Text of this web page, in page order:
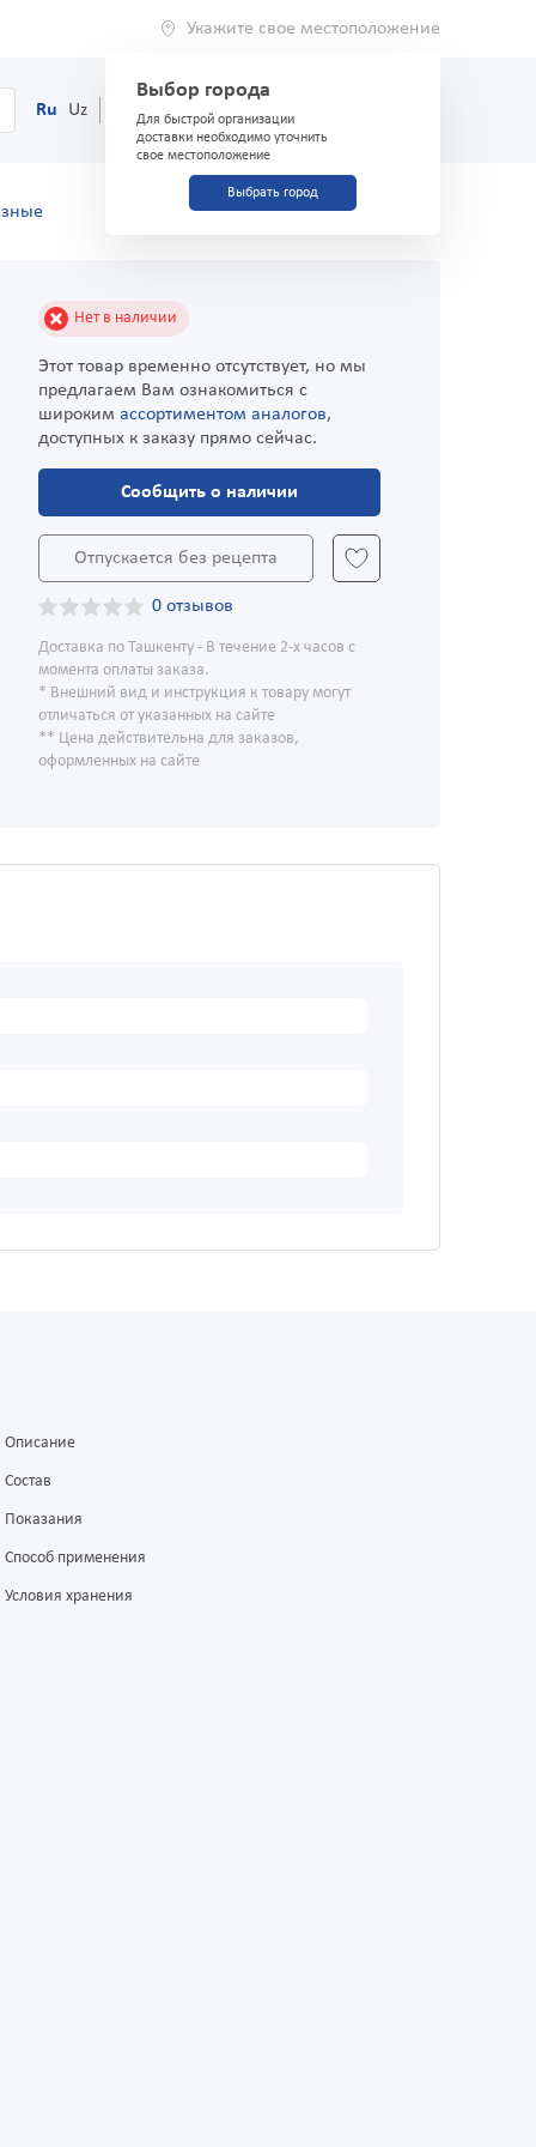
Укажите свое местоположение
Выбор города
Для быстрой организации
доставки необходимо уточнить
свое местоположение
Выбрать город
Ru Uz (71) 200-03-03
Нет в наличии
Этот товар временно отсутствует, но мы
предлагаем Вам ознакомиться с
широким ассортиментом аналогов,
доступных к заказу прямо сейчас.
Сообщить о наличии
Отпускается без рецепта
0 отзывов
Доставка по Ташкенту - В течение 2-х часов с
момента оплаты заказа.
* Внешний вид и инструкция к товару могут
отличаться от указанных на сайте
** Цена действительна для заказов,
оформленных на сайте
Описание
Состав
Показания
Способ применения
Условия хранения